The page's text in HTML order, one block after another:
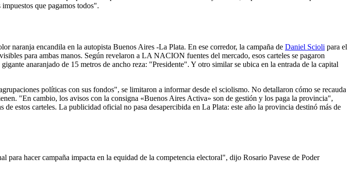
que pagamos todos".
naranja encandila en la autopista Buenos Aires -La Plata. En ese corredor, la campaña de Daniel Scioli para el
para ambas manos. Según revelaron a LA NACION fuentes del mercado, esos carteles se pagaron
anaranjado de 15 metros de ancho reza: "Presidente". Y otro similar se ubica en la entrada de la capital
políticas con sus fondos", se limitaron a informar desde el sciolismo. No detallaron cómo se recauda
"En cambio, los avisos con la consigna «Buenos Aires Activa» son de gestión y los paga la provincia",
estos carteles. La publicidad oficial no pasa desapercibida en La Plata: este año la provincia destinó más de
hacer campaña impacta en la equidad de la competencia electoral", dijo Rosario Pavese de Poder